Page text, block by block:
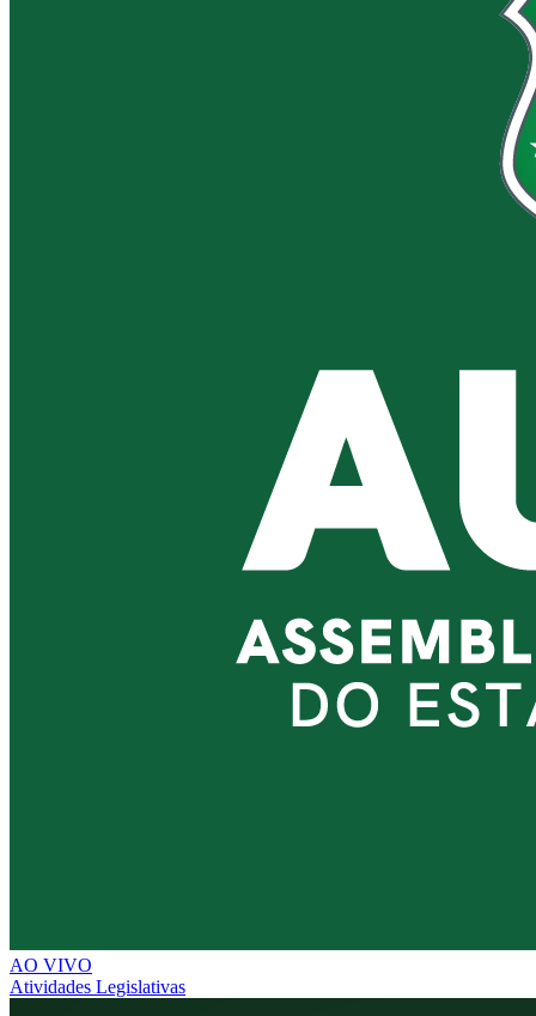
AO VIVO
Atividades Legislativas